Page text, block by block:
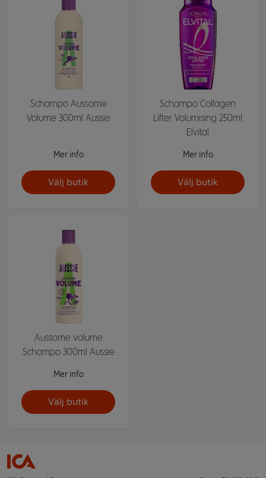
Schampo Aussome
Volume 300ml Aussie
Mer info
Välj butik
Schampo Collagen
Lifter Volumising 250ml
Elvital
Mer info
Välj butik
Aussome volume
Schampo 300ml Aussie
Mer info
Välj butik